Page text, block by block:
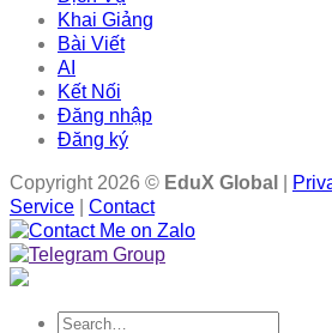
Khai Giảng
Bài Viết
AI
Kết Nối
Đăng nhập
Đăng ký
Copyright 2026 © EduX Global
Service
Contact
Search